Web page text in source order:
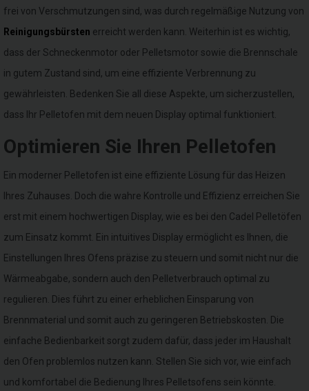
frei von Verschmutzungen sind, was durch regelmäßige Nutzung von
Reinigungsbürsten erreicht werden kann. Weiterhin ist es wichtig,
dass der Schneckenmotor oder Pelletsmotor sowie die Brennschale
in gutem Zustand sind, um eine effiziente Verbrennung zu
gewährleisten. Bedenken Sie all diese Aspekte, um sicherzustellen,
dass Ihr Pelletofen mit dem neuen Display optimal funktioniert.
Optimieren Sie Ihren Pelletofen
Ein moderner Pelletofen ist eine effiziente Lösung für das Heizen
Ihres Zuhauses. Doch die wahre Kontrolle und Effizienz erreichen Sie
erst mit einem hochwertigen Display, wie es bei den Cadel Pelletöfen
zum Einsatz kommt. Ein intuitives Display ermöglicht es Ihnen, die
Einstellungen Ihres Ofens präzise zu steuern und somit nicht nur die
Wärmeabgabe, sondern auch den Pelletverbrauch optimal zu
regulieren. Dies führt zu einer erheblichen Einsparung von
Brennmaterial und somit auch zu geringeren Betriebskosten. Die
einfache Bedienbarkeit sorgt zudem dafür, dass jeder im Haushalt
den Ofen problemlos nutzen kann. Stellen Sie sich vor, wie einfach
und komfortabel die Bedienung Ihres Pelletsofens sein könnte.